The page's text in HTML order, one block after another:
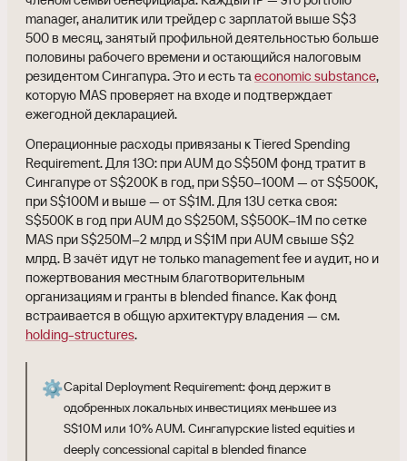
manager, аналитик или трейдер с зарплатой выше S$3
500 в месяц, занятый профильной деятельностью больше
половины рабочего времени и остающийся налоговым
резидентом Сингапура. Это и есть таeconomic substance,
которую MAS проверяет на входе и подтверждает
ежегодной декларацией.
Операционные расходы привязаны к Tiered Spending
Requirement. Для 13O: при AUM до S$50M фонд тратит в
Сингапуре от S$200K в год, при S$50–100M — от S$500K,
при S$100M и выше — от S$1M. Для 13U сетка своя:
S$500K в год при AUM до S$250M, S$500K–1M по сетке
MAS при S$250M–2 млрд и S$1M при AUM свыше S$2
млрд. В зачёт идут не только management fee и аудит, но и
пожертвования местным благотворительным
организациям и гранты в blended finance. Как фонд
встраивается в общую архитектуру владения — см.
holding-structures.
⚙️Capital Deployment Requirement: фонд держит в
одобренных локальных инвестициях меньшее из
S$10M или 10% AUM. Сингапурские listed equities и
deeply concessional capital в blended finance